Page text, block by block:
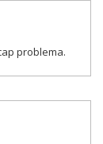
problema.